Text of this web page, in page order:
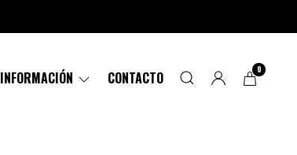
INFORMACIÓN CONTACTO 0